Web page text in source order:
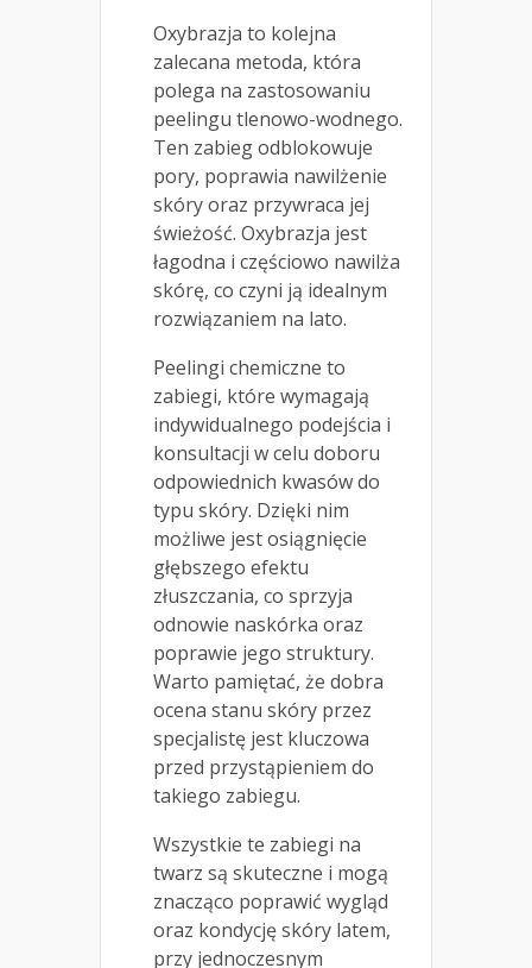
Oxybrazja to kolejna
zalecana metoda, która
polega na zastosowaniu
peelingu tlenowo-wodnego.
Ten zabieg odblokowuje
pory, poprawia nawilżenie
skóry oraz przywraca jej
świeżość. Oxybrazja jest
łagodna i częściowo nawilża
skórę, co czyni ją idealnym
rozwiązaniem na lato.
Peelingi chemiczne to
zabiegi, które wymagają
indywidualnego podejścia i
konsultacji w celu doboru
odpowiednich kwasów do
typu skóry. Dzięki nim
możliwe jest osiągnięcie
głębszego efektu
złuszczania, co sprzyja
odnowie naskórka oraz
poprawie jego struktury.
Warto pamiętać, że dobra
ocena stanu skóry przez
specjalistę jest kluczowa
przed przystąpieniem do
takiego zabiegu.
Wszystkie te zabiegi na
twarz są skuteczne i mogą
znacząco poprawić wygląd
oraz kondycję skóry latem,
przy jednoczesnym